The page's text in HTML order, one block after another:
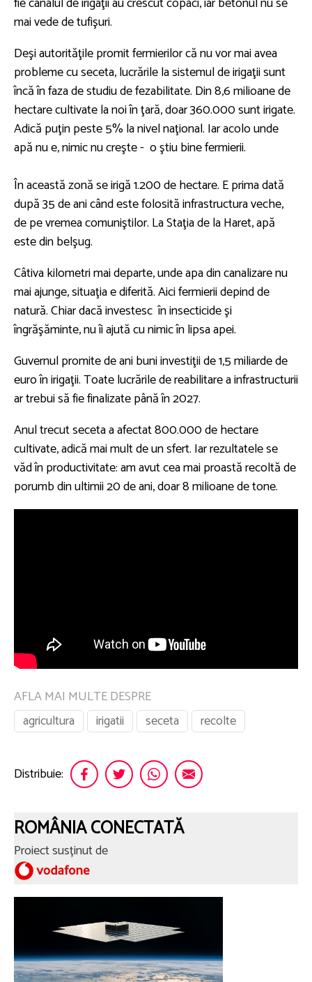
mai vede de tufişuri.
Deşi autorităţile promit fermierilor că nu vor mai avea
probleme cu seceta, lucrările la sistemul de irigaţii sunt
încă în faza de studiu de fezabilitate. Din 8,6 milioane de
hectare cultivate la noi în ţară, doar 360.000 sunt irigate.
Adică puţin peste 5% la nivel naţional. Iar acolo unde
apă nu e, nimic nu creşte - o ştiu bine fermierii.
În această zonă se irigă 1.200 de hectare. E prima dată
după 35 de ani când este folosită infrastructura veche,
de pe vremea comuniştilor. La Staţia de la Haret, apă
este din belşug.
Câtiva kilometri mai departe, unde apa din canalizare nu
mai ajunge, situaţia e diferită. Aici fermierii depind de
natură. Chiar dacă investesc în insecticide şi
îngrăşăminte, nu îi ajută cu nimic în lipsa apei.
Guvernul promite de ani buni investiţii de 1,5 miliarde de
euro în irigaţii. Toate lucrările de reabilitare a infrastructurii
ar trebui să fie finalizate până în 2027.
Anul trecut seceta a afectat 800.000 de hectare
cultivate, adică mai mult de un sfert. Iar rezultatele se
văd în productivitate: am avut cea mai proastă recoltă de
porumb din ultimii 20 de ani, doar 8 milioane de tone.
AFLA MAI MULTE DESPRE
agricultura
irigatii seceta recolte
Distribuie:
ROMÂNIA CONECTATĂ
Proiect susținut de